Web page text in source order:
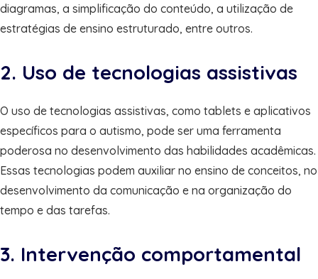
diagramas, a simplificação do conteúdo, a utilização de
estratégias de ensino estruturado, entre outros.
2. Uso de tecnologias assistivas
O uso de tecnologias assistivas, como tablets e aplicativos
específicos para o autismo, pode ser uma ferramenta
poderosa no desenvolvimento das habilidades acadêmicas.
Essas tecnologias podem auxiliar no ensino de conceitos, no
desenvolvimento da comunicação e na organização do
tempo e das tarefas.
3. Intervenção comportamental